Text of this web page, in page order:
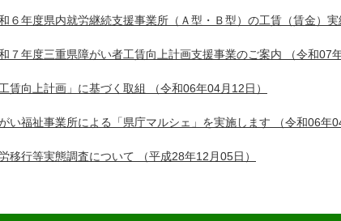
６年度県内就労継続支援事業所（Ａ型・Ｂ型）の工賃（賃金）
７年度三重県障がい者工賃向上計画支援事業のご案内 （令和07
工賃向上計画」に基づく取組 （令和06年04月12日）
い福祉事業所による「県庁マルシェ」を実施します （令和06年
移行等実態調査について （平成28年12月05日）